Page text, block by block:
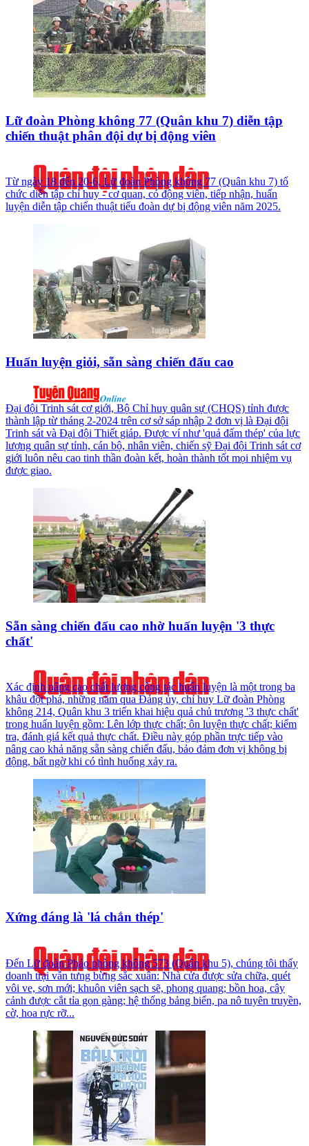
Lữ đoàn Phòng không 77 (Quân khu 7) diễn tập
chiến thuật phân đội dự bị động viên
Từ ngày 18 đến 20-6, Lữ đoàn Phòng không 77 (Quân khu 7) tổ
chức diễn tập chỉ huy - cơ quan, có động viên, tiếp nhận, huấn
luyện diễn tập chiến thuật tiểu đoàn dự bị động viên năm 2025.
Huấn luyện giỏi, sẵn sàng chiến đấu cao
Đại đội Trinh sát cơ giới, Bộ Chỉ huy quân sự (CHQS) tỉnh được
thành lập từ tháng 2-2024 trên cơ sở sáp nhập 2 đơn vị là Đại đội
Trinh sát và Đại đội Thiết giáp. Được ví như 'quả đấm thép' của lực
lượng quân sự tỉnh, cán bộ, nhân viên, chiến sỹ Đại đội Trinh sát cơ
giới luôn nêu cao tinh thần đoàn kết, hoàn thành tốt mọi nhiệm vụ
được giao.
Sẵn sàng chiến đấu cao nhờ huấn luyện '3 thực
chất'
Xác định nâng cao chất lượng công tác huấn luyện là một trong ba
khâu đột phá, những năm qua Đảng ủy, chỉ huy Lữ đoàn Phòng
không 214, Quân khu 3 triển khai hiệu quả chủ trương '3 thực chất'
trong huấn luyện gồm: Lên lớp thực chất; ôn luyện thực chất; kiểm
tra, đánh giá kết quả thực chất. Điều này góp phần trực tiếp vào
nâng cao khả năng sẵn sàng chiến đấu, bảo đảm đơn vị không bị
động, bất ngờ khi có tình huống xảy ra.
Xứng đáng là 'lá chắn thép'
Đến Lữ đoàn Pháo phòng không 573 (Quân khu 5), chúng tôi thấy
doanh trại vẫn tưng bừng sắc xuân: Nhà cửa được sửa chữa, quét
vôi ve, sơn mới; khuôn viên sạch sẽ, phong quang; bồn hoa, cây
cảnh được cắt tỉa gọn gàng; hệ thống bảng biển, pa nô tuyên truyền,
cờ, hoa rực rỡ...